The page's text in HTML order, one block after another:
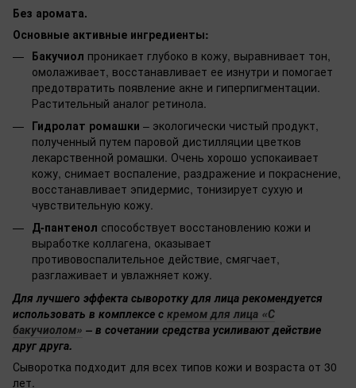
Без аромата.
Основные активные ингредиенты:
Бакучиол проникает глубоко в кожу, выравнивает тон,
омолаживает, восстанавливает ее изнутри и помогает
предотвратить появление акне и гиперпигментации.
Растительный аналог ретинола.
Гидролат ромашки – экологически чистый продукт,
полученный путем паровой дистилляции цветков
лекарственной ромашки. Очень хорошо успокаивает
кожу, снимает воспаление, раздражение и покраснение,
восстанавливает эпидермис, тонизирует сухую и
чувствительную кожу.
Д-пантенол способствует восстановлению кожи и
выработке коллагена, оказывает
противовоспалительное действие, смягчает,
разглаживает и увлажняет кожу.
Для лучшего эффекта сыворотку для лица рекомендуется
использовать в комплексе с кремом для лица «С
бакучиолом» – в сочетании средства усиливают действие
друг друга.
Сыворотка подходит для всех типов кожи и возраста от 30
лет.